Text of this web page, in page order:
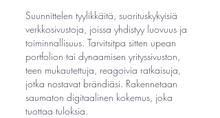
Suunnittelen tyylikkäitä, suorituskykyisiä
verkkosivustoja, joissa yhdistyy luovuus ja
toiminnallisuus. Tarvitsitpa sitten upean
portfolion tai dynaamisen yrityssivuston,
teen mukautettuja, reagoivia ratkaisuja,
jotka nostavat brändiäsi. Rakennetaan
saumaton digitaalinen kokemus, joka
tuottaa tuloksia.